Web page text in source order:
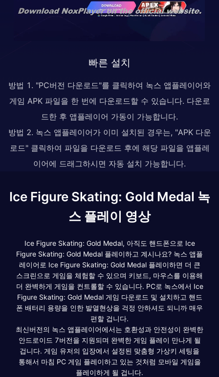
빠른 설치
방법 1. "PC버전 다운로드"를 클릭하여 녹스 앱플레이어와
게임 APK 파일을 한 번에 다운로드할 수 있습니다. 다운로
드한 후 앱플레이어 가동이 가능합니다.
방법 2. 녹스 앱플레이어가 이미 설치된 경우는, "APK 다운
로드" 클릭하여 파일을 다운로드 후에 해당 파일을 앱플레
이어에 드래그하시면 자동 설치 가능합니다.
Ice Figure Skating: Gold Medal 녹
스 플레이 영상
Ice Figure Skating: Gold Medal, 아직도 핸드폰으로 Ice
Figure Skating: Gold Medal 플레이하고 계시나요? 녹스 앱플
레이어로 Ice Figure Skating: Gold Medal 플레이하면 더 큰
스크린으로 게임을 체험할 수 있으며 키보드, 마우스를 이용해
더 완벽하게 게임을 컨트롤할 수 있습니다. PC로 녹스에서 Ice
Figure Skating: Gold Medal 게임 다운로드 및 설치하고 핸드
폰 배터리 용량을 인한 발열현상을 걱정 안하셔도 되니까 매우
편할 겁니다.
최신버전의 녹스 앱플레이어에서는 호환성과 안전성이 완벽한
안드로이드 7버전을 지원되며 완벽한 게임 플레이 만나게 될
겁니다. 게임 유저의 입장에서 설정된 맞춤형 가상키 세팅을
통해서 마침 PC 게임 플레이하고 있는 것처럼 모바일 게임을
플레이하게 될 겁니다.